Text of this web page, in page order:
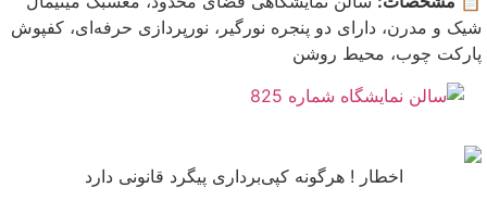
شیک و مدرن، دارای دو پنجره نورگیر، نورپردازی حرفه‌ای، کفپوش
پارکت چوب، محیط روشن
اخطار ! هرگونه کپی‌برداری پیگرد قانونی دارد